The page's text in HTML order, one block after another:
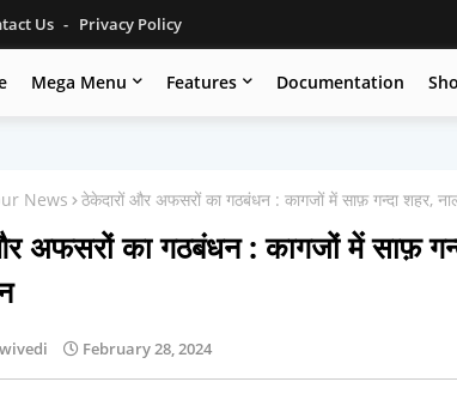
Us Privacy Policy
Mega Menu Features Documentation
News ठेकेदारों और अफसरों का गठबंधन : कागजों में साफ़ गन्दा शहर,
अफसरों का गठबंधन : कागजों में साफ़
February 28, 2024